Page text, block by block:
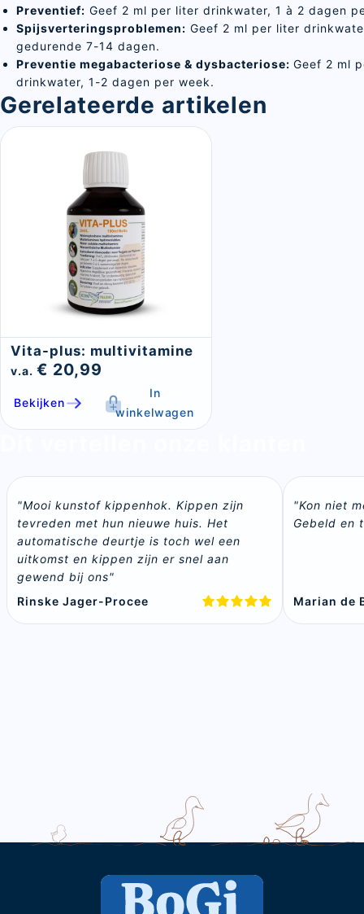
Preventief: Geef 2 ml per liter drinkwater, 1 à 2 dagen
Spijsverteringsproblemen: Geef 2 ml per liter
gedurende 7-14 dagen.
Preventie megabacteriose & dysbacteriose: Geef 2 ml
drinkwater, 1-2 dagen per week.
Gerelateerde artikelen
Vita-plus: multivitamine
v.a. € 20,99
Bekijken
In
winkelwagen
"Mooi kunstof kippenhok. Kippen zijn
tevreden met hun nieuwe huis. Het
automatische deurtje is toch wel een
uitkomst en kippen zijn er snel aan
gewend bij ons"
Rinske Jager-Procee
"Kon niet
Gebeld en
Marian de